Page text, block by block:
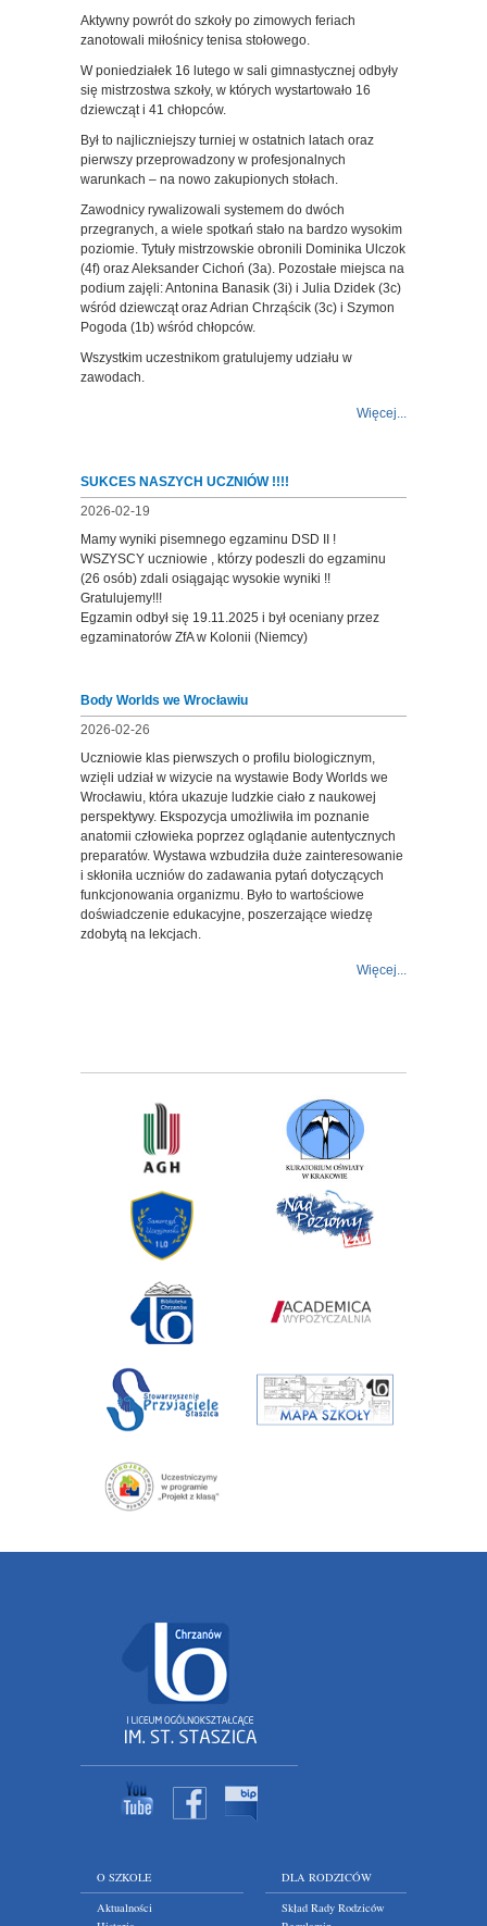
Aktywny powrót do szkoły po zimowych feriach
zanotowali miłośnicy tenisa stołowego.
W poniedziałek 16 lutego w sali gimnastycznej odbyły
się mistrzostwa szkoły, w których wystartowało 16
dziewcząt i 41 chłopców.
Był to najliczniejszy turniej w ostatnich latach oraz
pierwszy przeprowadzony w profesjonalnych
warunkach – na nowo zakupionych stołach.
Zawodnicy rywalizowali systemem do dwóch
przegranych, a wiele spotkań stało na bardzo wysokim
poziomie. Tytuły mistrzowskie obronili Dominika Ulczok
(4f) oraz Aleksander Cichoń (3a). Pozostałe miejsca na
podium zajęli: Antonina Banasik (3i) i Julia Dzidek (3c)
wśród dziewcząt oraz Adrian Chrząścik (3c) i Szymon
Pogoda (1b) wśród chłopców.
Wszystkim uczestnikom gratulujemy udziału w
zawodach.
Więcej...
SUKCES NASZYCH UCZNIÓW !!!!
2026-02-19
Mamy wyniki pisemnego egzaminu DSD II !
WSZYSCY uczniowie , którzy podeszli do egzaminu
(26 osób) zdali osiągając wysokie wyniki !!
Gratulujemy!!!
Egzamin odbył się 19.11.2025 i był oceniany przez
egzaminatorów ZfA w Kolonii (Niemcy)
Body Worlds we Wrocławiu
2026-02-26
Uczniowie klas pierwszych o profilu biologicznym,
wzięli udział w wizycie na wystawie Body Worlds we
Wrocławiu, która ukazuje ludzkie ciało z naukowej
perspektywy. Ekspozycja umożliwiła im poznanie
anatomii człowieka poprzez oglądanie autentycznych
preparatów. Wystawa wzbudziła duże zainteresowanie
i skłoniła uczniów do zadawania pytań dotyczących
funkcjonowania organizmu. Było to wartościowe
doświadczenie edukacyjne, poszerzające wiedzę
zdobytą na lekcjach.
Więcej...
O SZKOLE
Aktualności
DLA RODZICÓW
Skład Rady Rodziców